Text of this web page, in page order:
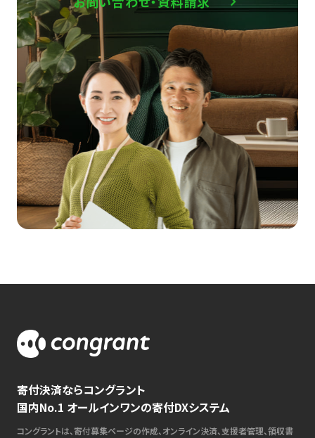
寄付決済ならコングラント
国内No.1 オールインワンの寄付DXシステム
コングラントは、寄付募集ページの作成、オンライン決済、支援者管理、領収書